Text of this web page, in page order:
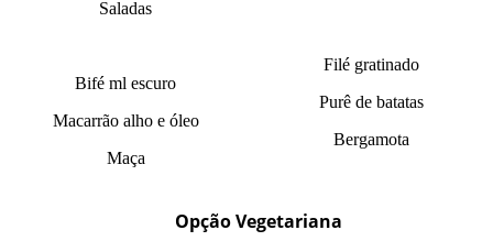
Saladas
Bifé ml escuro
Macarrão alho e óleo
Maça
Filé gratinado
Purê de batatas
Bergamota
Opção Vegetariana